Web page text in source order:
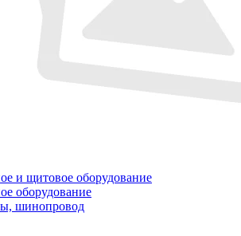
и щитовое оборудование
оборудование
шинопровод